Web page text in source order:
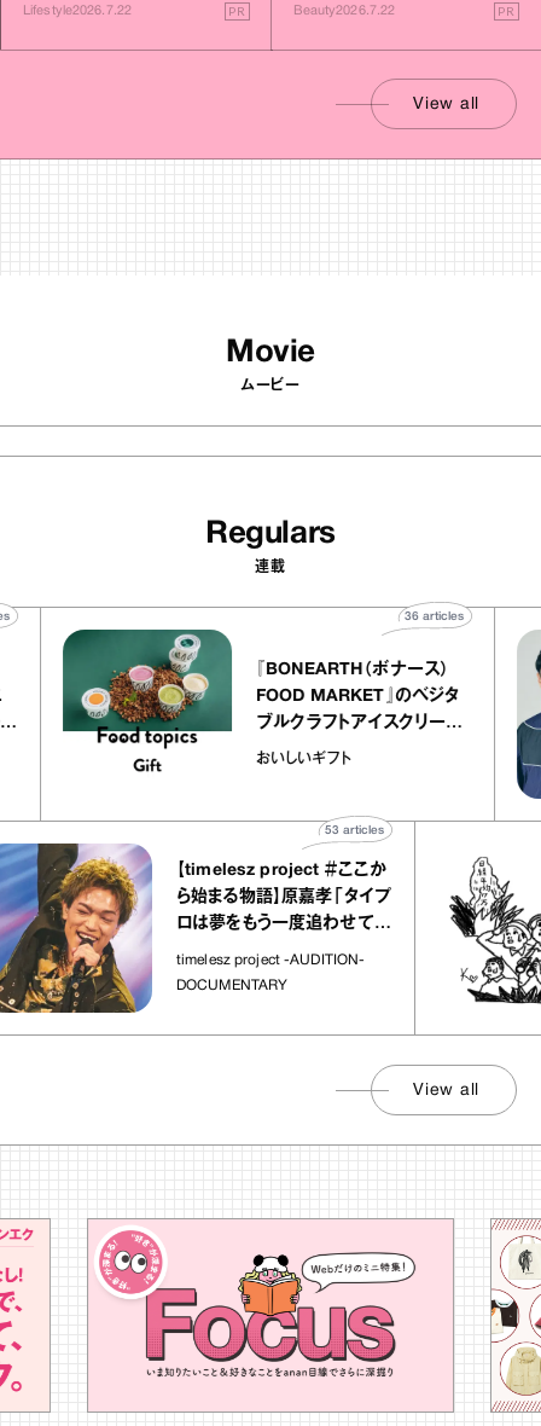
Lifestyle2026.7.22 PR Beauty2026.7.22 PR
View all
Movie
ムービー
Regulars
連載
リエ
キャ
articles
『BONEARTH（ボナース）
FOOD MARKET』のベジタ
ブルクラフトアイスクリーム
｜真野知子の「おいしいギフ
おいしいギフト
36articles
【timelesz project ＃ここか
ら始まる物語】原嘉孝「タイプ
ロは夢をもう一度追わせてく
れた場所」
timelesz project -AUDITION-
DOCUMENTARY
articles
View all